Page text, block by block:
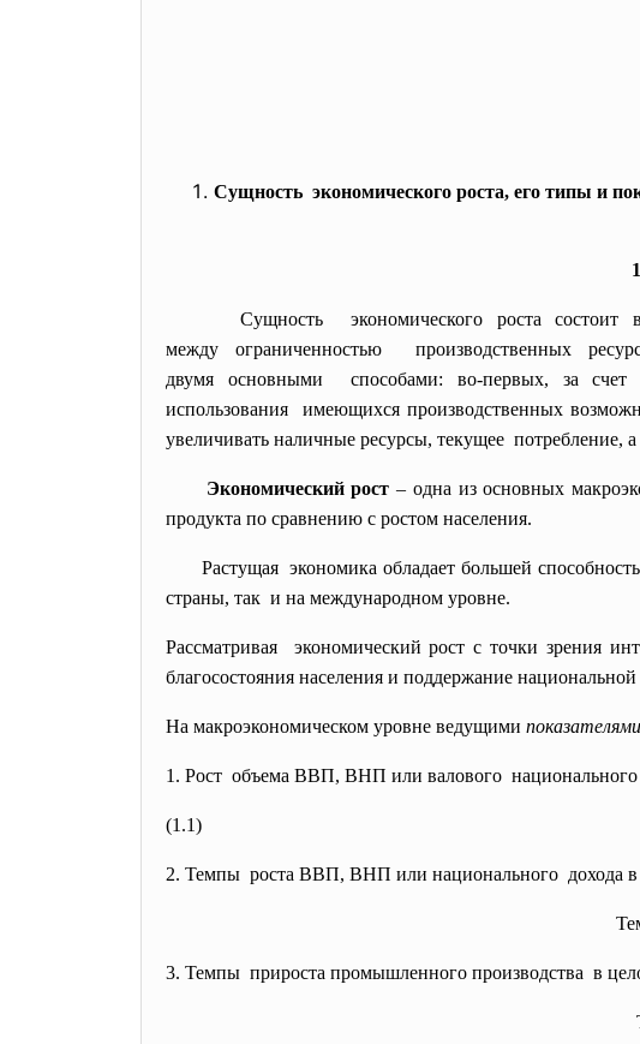
Сущность экономического роста, его типы и
Сущность экономического роста
между ограниченностью производственных
двумя основными способами: во-первых, за счет
использования имеющихся производственных
увеличивать наличные ресурсы, текущее потребление,
Экономический рост – одна из основных
продукта по сравнению с ростом населения.
Растущая экономика обладает большей
страны, так и на международном уровне.
Рассматривая экономический рост с точки зрения
благосостояния населения и поддержание национальной
На макроэкономическом уровне ведущими
1. Рост объема ВВП, ВНП или валового национального
(1.1)
2. Темпы роста ВВП, ВНП или национального дохода
3. Темпы прироста промышленного производства в